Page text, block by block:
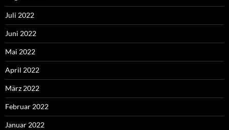
Juli 2022
Juni 2022
Mai 2022
April 2022
März 2022
Februar 2022
Januar 2022